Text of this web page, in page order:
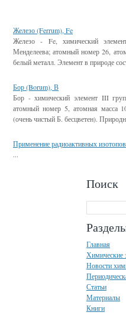
Железо (Ferrum), Fe
Железо - Fe, химический
Менделеева; атомный номер 26,
белый металл. Элемент в природе
Бор (Borum), В
Бор - химический элемент III
атомный номер 5, атомная масса
(очень чистый Б. бесцветен).
Применение радиоактивных
...
Поиск
Главная
Химические
Новости
Статьи
Материалы
Книги